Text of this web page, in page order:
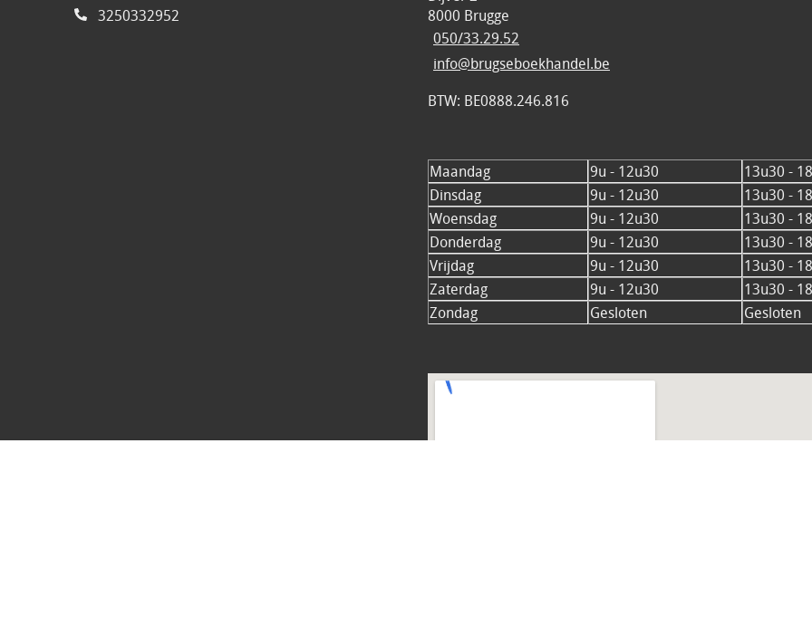
3250332952
8000 Brugge
050/33.29.52
info@brugseboekhandel.be
BTW: BE0888.246.816
Maandag 9u - 12u30
13u30 -
Dinsdag
9u - 12u30
13u30 -
Woensdag
9u - 12u30
13u30 -
Donderdag
9u - 12u30
13u30 -
Vrijdag
9u - 12u30
13u30 -
Zaterdag
9u - 12u30
13u30 -
Zondag
Gesloten Gesloten